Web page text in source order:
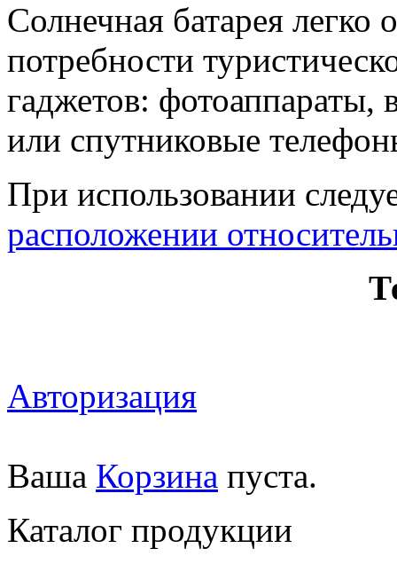
Солнечная батарея легко
потребности
гаджетов: фотоаппараты,
или спутниковые
При использовании
расположении
Авторизация
Ваша Корзина пуста.
Каталог продукции